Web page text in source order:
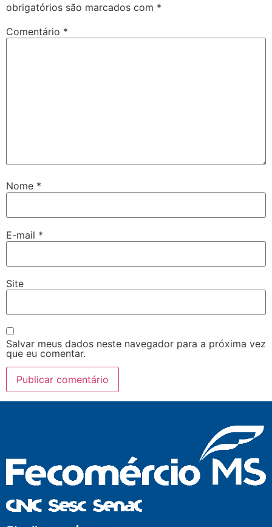
obrigatórios são marcados com *
Comentário *
Nome *
E-mail *
Site
Salvar meus dados neste navegador para a próxima vez
que eu comentar.